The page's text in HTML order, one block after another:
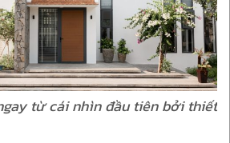
từ cái nhìn đầu tiên bởi thiết